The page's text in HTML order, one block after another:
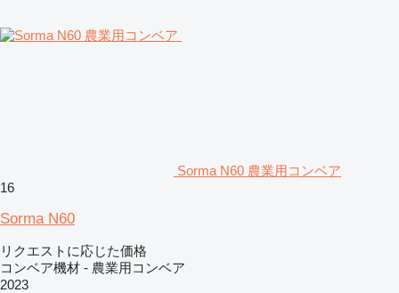
Sorma N60 農業用コンベア
16
Sorma N60
リクエストに応じた価格
コンベア機材 - 農業用コンベア
2023